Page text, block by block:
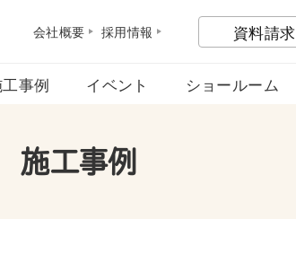
会社概要 採用情報 資料請求
事例 イベント ショールーム
施工事例